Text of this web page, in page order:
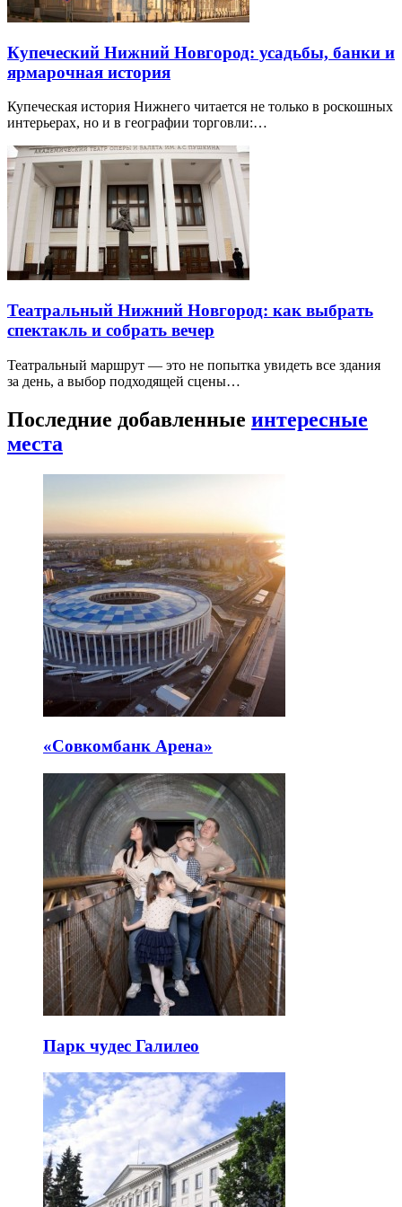
Купеческий Нижний Новгород: усадьбы, банки и
ярмарочная история
Купеческая история Нижнего читается не только в роскошных
интерьерах, но и в географии торговли:…
Театральный Нижний Новгород: как выбрать
спектакль и собрать вечер
Театральный маршрут — это не попытка увидеть все здания
за день, а выбор подходящей сцены…
Последние добавленные интересные
места
«Совкомбанк Арена⁠»
Парк чудес Галилео